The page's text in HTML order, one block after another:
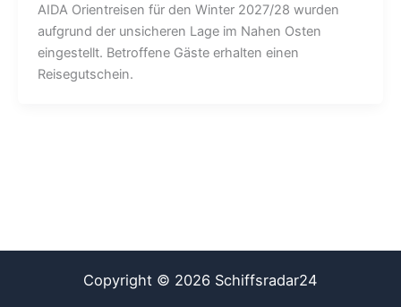
AIDA Orientreisen für den Winter 2027/28 wurden
aufgrund der unsicheren Lage im Nahen Osten
eingestellt. Betroffene Gäste erhalten einen
Reisegutschein.
Copyright © 2026 Schiffsradar24